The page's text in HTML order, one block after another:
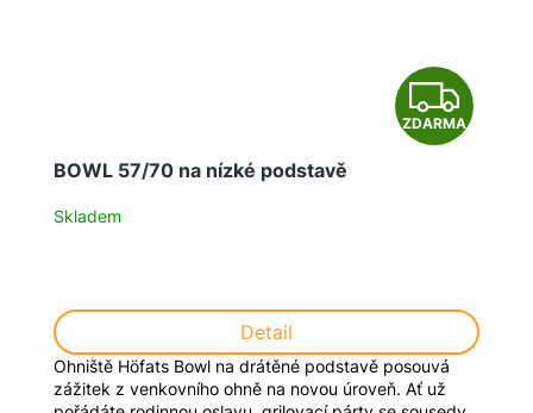
Z
D
M
A
ZDARMA
BOWL 57/70 na nízké podstavě
Skladem
Detail
Ohniště Höfats Bowl na drátěné podstavě posouvá
zážitek z venkovního ohně na novou úroveň. Ať už